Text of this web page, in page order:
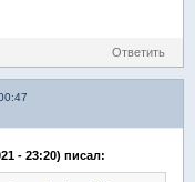
Ответить
- 23:20) писал: